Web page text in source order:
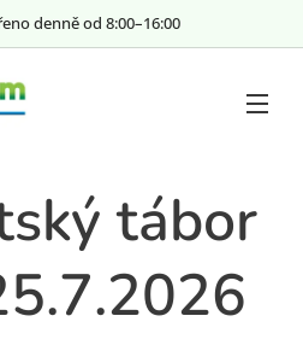
denně od 8:00–⁠⁠⁠⁠⁠16:00
tábor